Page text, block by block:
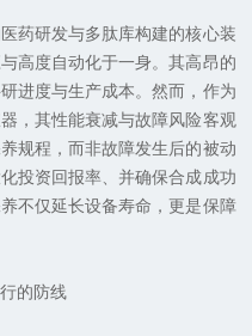
药研发与多肽库构建的核心装
高度自动化于一身。其高昂的
进度与生产成本。然而，作为
，其性能衰减与故障风险客观
规程，而非故障发生后的被动
投资回报率、并确保合成成功
不仅延长设备寿命，更是保障
的防线